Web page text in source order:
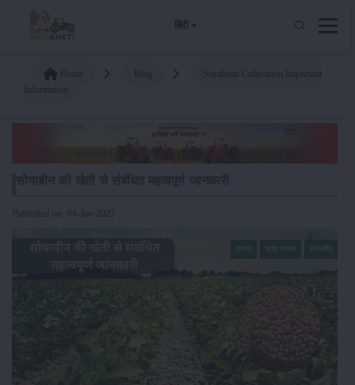
हिंदी
Published on: 04-Jun-2023